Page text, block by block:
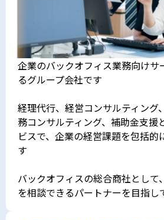
企業のバックオフィス業務向けサ
るグループ会社です
経理代行、経営コンサルティング
務コンサルティング、補助金支援
ビスで、企業の経営課題を包括的
す
バックオフィスの総合商社として
を相談できるパートナーを目指し